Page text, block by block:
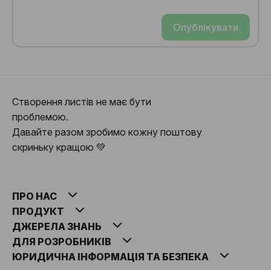
Опублікувати
Створення листів не має бути
проблемою.
Давайте разом зробимо кожну поштову
скриньку кращою 💚
ПРО НАС
ПРОДУКТ
ДЖЕРЕЛА ЗНАНЬ
ДЛЯ РОЗРОБНИКІВ
ЮРИДИЧНА ІНФОРМАЦІЯ ТА БЕЗПЕКА